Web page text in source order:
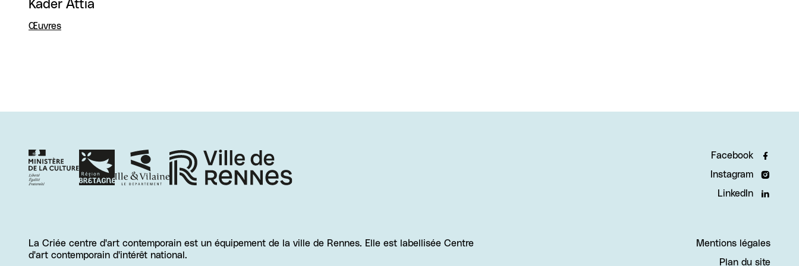
Kader Attia
Œuvres
Facebook
Instagram
LinkedIn
La Criée centre d'art contemporain est un équipement de la ville de Rennes. Elle est labellisée Centre
d'art contemporain d'intérêt national.
Mentions légales
Plan du site